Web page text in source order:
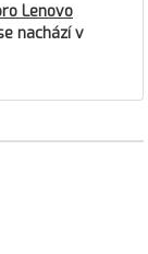
Lenovo
nachází v